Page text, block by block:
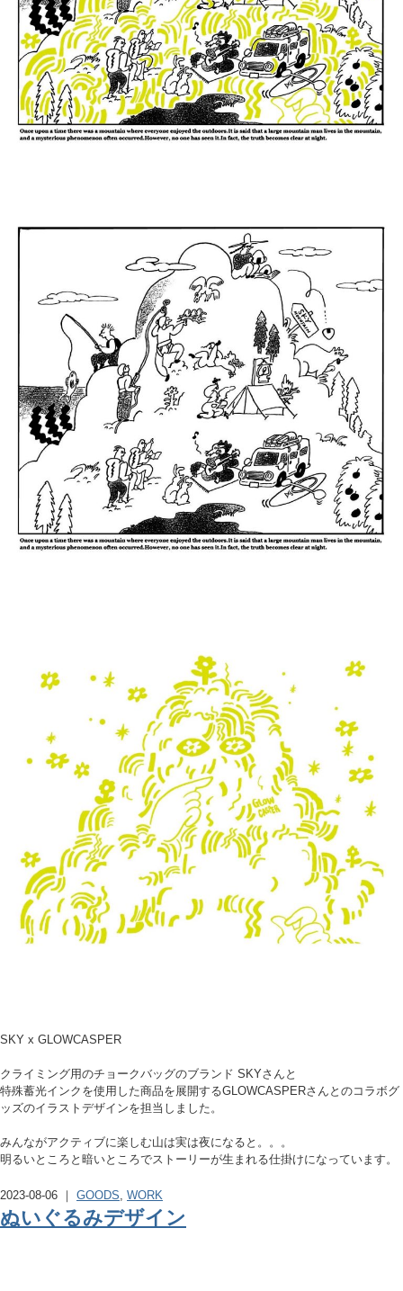
SKY x GLOWCASPER
クライミング用のチョークバッグのブランド SKYさんと
特殊蓄光インクを使用した商品を展開するGLOWCASPERさんとのコラボグ
ッズのイラストデザインを担当しました。
みんながアクティブに楽しむ山は実は夜になると。。。
明るいところと暗いところでストーリーが生まれる仕掛けになっています。
2023-08-06 ｜ GOODS, WORK
ぬいぐるみデザイン